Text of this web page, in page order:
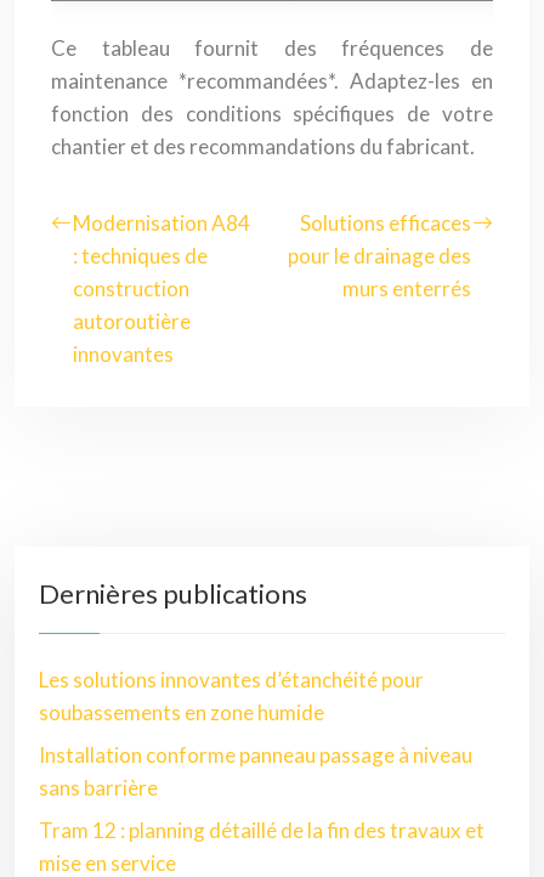
Ce tableau fournit des fréquences de
maintenance *recommandées*. Adaptez-les en
fonction des conditions spécifiques de votre
chantier et des recommandations du fabricant.
Modernisation A84
: techniques de
construction
autoroutière
innovantes
Solutions efficaces
pour le drainage des
murs enterrés
Dernières publications
Les solutions innovantes d’étanchéité pour
soubassements en zone humide
Installation conforme panneau passage à niveau
sans barrière
Tram 12 : planning détaillé de la fin des travaux et
mise en service